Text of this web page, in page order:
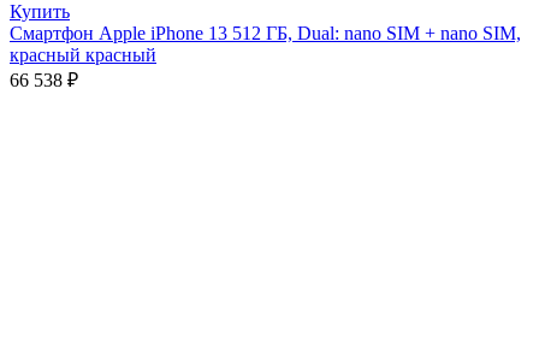
Купить
Смартфон Apple iPhone 13 512 ГБ, Dual: nano SIM + nano SIM,
красный красный
66 538 ₽